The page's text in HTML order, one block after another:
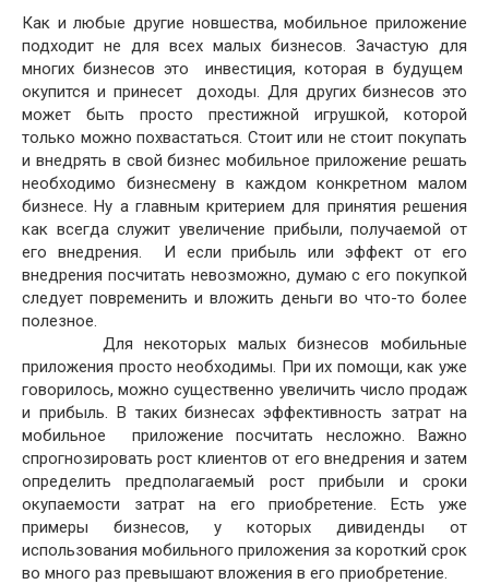
Как и любые другие новшества, мобильное приложение
подходит не для всех малых бизнесов. Зачастую для
многих бизнесов это инвестиция, которая в будущем
окупится и принесет доходы. Для других бизнесов это
может быть просто престижной игрушкой, которой
только можно похвастаться. Стоит или не стоит покупать
и внедрять в свой бизнес мобильное приложение решать
необходимо бизнесмену в каждом конкретном малом
бизнесе. Ну а главным критерием для принятия решения
как всегда служит увеличение прибыли, получаемой от
его внедрения. И если прибыль или эффект от его
внедрения посчитать невозможно, думаю с его покупкой
следует повременить и вложить деньги во что-то более
полезное.
Для некоторых малых бизнесов мобильные
приложения просто необходимы. При их помощи, как уже
говорилось, можно существенно увеличить число продаж
и прибыль. В таких бизнесах эффективность затрат на
мобильное приложение посчитать несложно. Важно
спрогнозировать рост клиентов от его внедрения и затем
определить предполагаемый рост прибыли и сроки
окупаемости затрат на его приобретение. Есть уже
примеры бизнесов, у которых дивиденды от
использования мобильного приложения за короткий срок
во много раз превышают вложения в его приобретение.